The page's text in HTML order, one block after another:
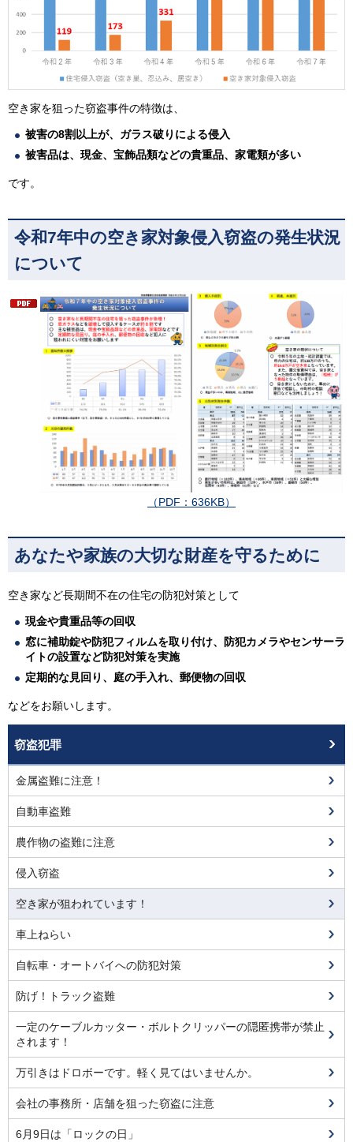
空き家を狙った窃盗事件の特徴は、
被害の8割以上が、ガラス破りによる侵入
被害品は、現金、宝飾品類などの貴重品、家電類が多い
です。
令和7年中の空き家対象侵入窃盗の発生状況
について
（PDF：636KB）
あなたや家族の大切な財産を守るために
空き家など長期間不在の住宅の防犯対策として
現金や貴重品等の回収
窓に補助錠や防犯フィルムを取り付け、防犯カメラやセンサーラ
イトの設置など防犯対策を実施
定期的な見回り、庭の手入れ、郵便物の回収
などをお願いします。
窃盗犯罪
金属盗難に注意！
自動車盗難
農作物の盗難に注意
侵入窃盗
空き家が狙われています！
車上ねらい
自転車・オートバイへの防犯対策
防げ！トラック盗難
一定のケーブルカッター・ボルトクリッパーの隠匿携帯が禁止
されます！
万引きはドロボーです。軽く見てはいませんか。
会社の事務所・店舗を狙った窃盗に注意
6月9日は「ロックの日」